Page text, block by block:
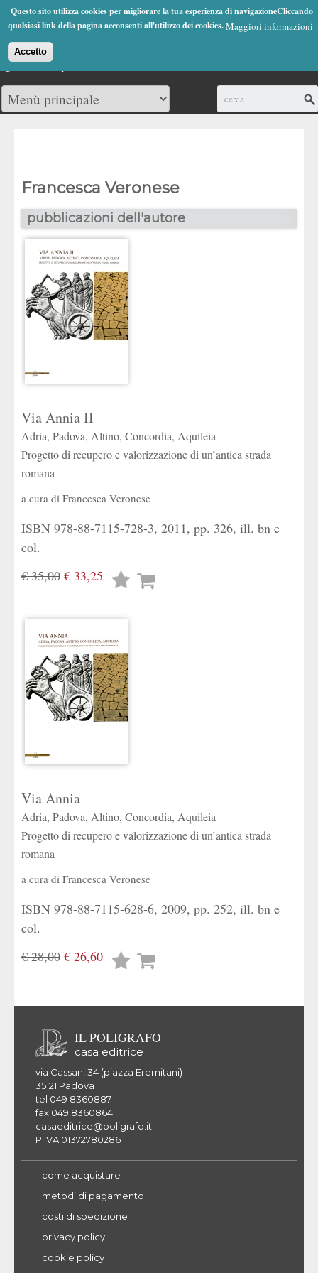
Questo sito utilizza cookies per migliorare la tua esperienza di navigazioneCliccando
qualsiasi link della pagina acconsenti all'utilizzo dei cookies.Maggiori informazioni
Accetto
Jump to Navigation
(0)
Francesca Veronese
pubblicazioni dell'autore
Via Annia II
Adria, Padova, Altino, Concordia, Aquileia
Progetto di recupero e valorizzazione di un’antica strada
romana
a cura di Francesca Veronese
ISBN 978-88-7115-728-3, 2011, pp. 326, ill. bn e
col.
€ 35,00 € 33,25
Lista
Via Annia
Adria, Padova, Altino, Concordia, Aquileia
Progetto di recupero e valorizzazione di un’antica strada
romana
a cura di Francesca Veronese
ISBN 978-88-7115-628-6, 2009, pp. 252, ill. bn e
col.
€ 28,00 € 26,60
Lista
IL POLIGRAFO
casa editrice
via Cassan, 34 (piazza Eremitani)
35121 Padova
tel 049 8360887
fax 049 8360864
casaeditrice@poligrafo.it
P.IVA 01372780286
come acquistare
metodi di pagamento
costi di spedizione
privacy policy
cookie policy